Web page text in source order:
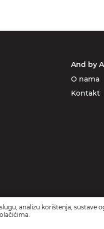
And by
O nama
Kontakt
analizu korištenja, sustave